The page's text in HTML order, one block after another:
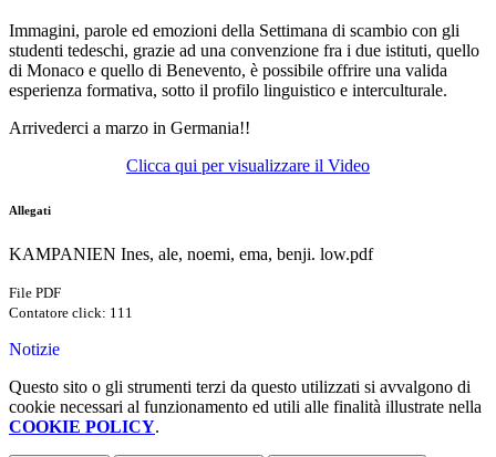
Immagini, parole ed emozioni della Settimana di scambio con gli
studenti tedeschi, grazie ad una convenzione fra i due istituti, quello
di Monaco e quello di Benevento, è possibile offrire una valida
esperienza formativa, sotto il profilo linguistico e interculturale.
Arrivederci a marzo in Germania!!
Clicca qui per visualizzare il Video
Allegati
KAMPANIEN Ines, ale, noemi, ema, benji. low.pdf
File PDF
Contatore click: 111
Notizie
Questo sito o gli strumenti terzi da questo utilizzati si avvalgono di
cookie necessari al funzionamento ed utili alle finalità illustrate nella
COOKIE POLICY.